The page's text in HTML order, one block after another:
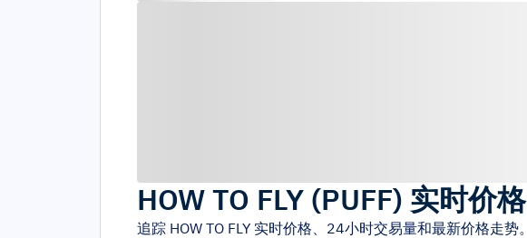
HOW TO FLY (PUFF) 实时价格
追踪 HOW TO FLY 实时价格、24小时交易量和最新价格走势。